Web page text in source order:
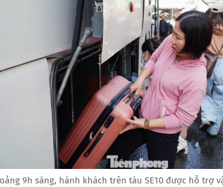
9h sáng, hành khách trên tàu SE10 được hỗ trợ